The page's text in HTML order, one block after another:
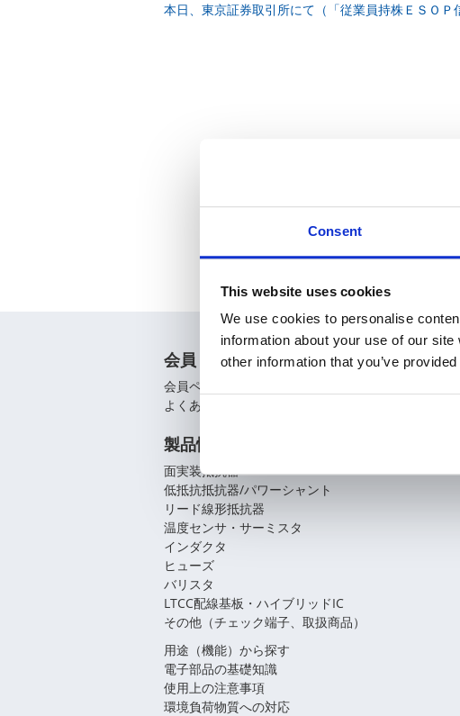
Consent
This website uses cookies
We use cookies to personalise
information about your use of our
other information that you’ve
本日、東京証券取引所にて（「従業員持株ＥＳＯＰ
会員
会員ページ
よくあるご質問（FAQ）
製品情報
面実装抵抗器
低抵抗抵抗器/パワーシャント
リード線形抵抗器
温度センサ・サーミスタ
インダクタ
ヒューズ
バリスタ
LTCC配線基板・ハイブリッドIC
その他（チェック端子、取扱商品）
用途（機能）から探す
電子部品の基礎知識
使用上の注意事項
環境負荷物質への対応